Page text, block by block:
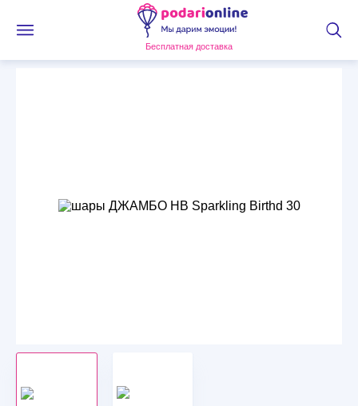
Бесплатная доставка